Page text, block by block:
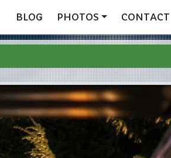
BLOG PHOTOS CONTACT